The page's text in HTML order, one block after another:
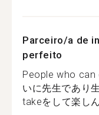
Parceiro/a de
perfeito
People who can
いに先生であり
takeをして楽し